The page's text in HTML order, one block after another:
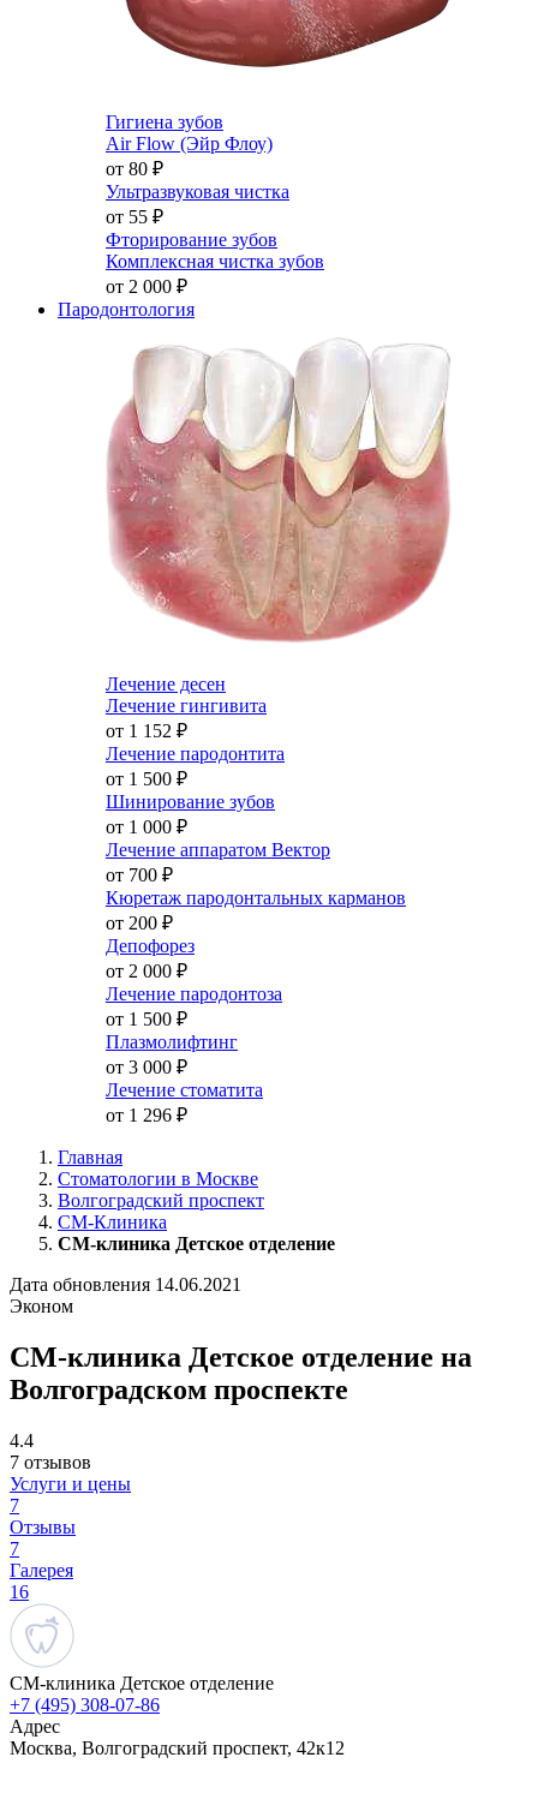
Гигиена зубов
Air Flow (Эйр Флоу)
от 80 ₽
Ультразвуковая чистка
от 55 ₽
Фторирование зубов
Комплексная чистка зубов
от 2 000 ₽
Пародонтология
Лечение десен
Лечение гингивита
от 1 152 ₽
Лечение пародонтита
от 1 500 ₽
Шинирование зубов
от 1 000 ₽
Лечение аппаратом Вектор
от 700 ₽
Кюретаж пародонтальных карманов
от 200 ₽
Депофорез
от 2 000 ₽
Лечение пародонтоза
от 1 500 ₽
Плазмолифтинг
от 3 000 ₽
Лечение стоматита
от 1 296 ₽
Главная
Стоматологии в Москве
Волгоградский проспект
СМ-Клиника
СМ-клиника Детское отделение
Дата обновления 14.06.2021
Эконом
СМ-клиника Детское отделение на
Волгоградском проспекте
4.4
7 отзывов
Услуги и цены
7
Отзывы
7
Галерея
16
СМ-клиника Детское отделение
+7 (495) 308-07-86
Адрес
Москва, Волгоградский проспект, 42к12